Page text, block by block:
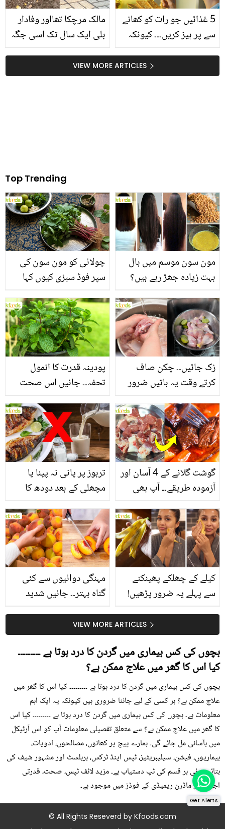
مالک مرچکا تھااور وفادار
بلی ایک سال تک اسی جگہ
کی 3 وہ بلیاں جن کی اپنے
مالک سے محبت دیکھ کر
5 غذائیں جو رات کو کھانے
سے پر ہیز کریں۔۔۔ کیونکہ
VIEW MORE ARTICLES
Top Trending
چولائی کو مون سون کی
سپر فوڈ سبزی کیوں کہا
منرلز اور اینٹی آکسیڈنٹس
سے بھرپور اس سبزی کے
فائدے
مون سون موسم میں بال
بہت زیادہ جھڑ رہے ہیں؟
بنانے کے چند قدرتی طریقے
پودینہ قدرت کا انمول
تحفہ۔۔ جانیں اس صحت
انگیز طبی فوائد
رُک جائیں۔۔ چکن صاف
کرتے وقت یہ باتیں ضرور
تربوز پر پانی نہ پینا یا
مچھلی کے بعد دودھ کا
سے متعلق غلط فہمیوں کی
حقیقت کیا ہے اور افواہ
کیا؟
گوشت گلانے کے 4 آسان اور
آزمودہ طریقے۔۔ آپ بھی
بتائے راز
مہنگی دوائیوں سے کئی
گناہ بہتر۔۔ جانیں شدید
کیوں کھانا چاہیے؟
کیلے کے چھلکے پھینکنے
سے پہلے یہ ضرور پڑھیں!
سستا اور قدرتی حلVIEW MORE ARTICLES
بچوں کی کس بیماری میں گردن کا درد ہوتا ہے ۔۔۔۔۔۔۔۔۔
کیا اس کا گھر میں علاج ممکن ہے؟
بچوں کی کس بیماری میں گردن کا درد ہوتا ہے ۔۔۔۔۔۔۔۔۔ کیا اس کا گھر میں
علاج ممکن ہے؟ ہر کسی کے لیے جاننا ضروری ہیں کیونکہ یہ ایک اہم
معلومات ہے۔ بچوں کی کس بیماری میں گردن کا درد ہوتا ہے ۔۔۔۔۔۔۔۔۔ کیا اس
کا گھر میں علاج ممکن ہے؟ سے متعلق تفصیلی معلومات آپ کو اس آرٹیکل
میں بآسانی مل جائے گی۔ ہمارے پیج پر کھانوں، مصالحوں، ادویات،
بیماریوں، فیشن، سیلیبریٹیز، ٹپس اینڈ ٹرکس، ہربلسٹ اور مشہور شیف کی
بتائی ہوئی ہر قسم کی ٹپ دستیاب ہے۔ مزید لائف ٹپس، صحت، قدرتی
اجزاء اور ماڈرن ریمیڈی کے فوڈز میں موجود ہے۔
© All Rights Reseverd by Kfoods.com
Get Alerts